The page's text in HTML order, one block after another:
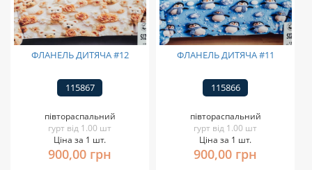
ФЛАНЕЛЬ ДИТЯЧА #12
115867
півтораспальний
гурт від 1.00 шт
Ціна за 1 шт.
900,00 грн
ФЛАНЕЛЬ ДИТЯЧА #11
115866
півтораспальний
гурт від 1.00 шт
Ціна за 1 шт.
900,00 грн